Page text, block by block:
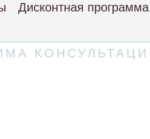
Дисконтная программа